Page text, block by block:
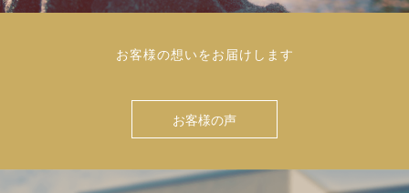
お客様の想いをお届けします
お客様の声